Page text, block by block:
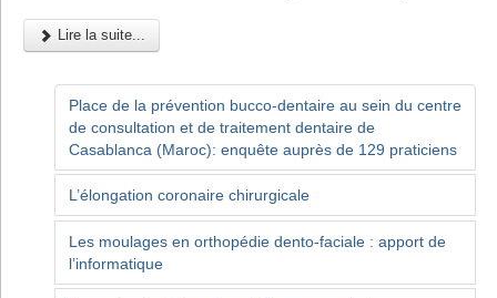
Lire la suite...
Place de la prévention bucco-dentaire au sein du centre
de consultation et de traitement dentaire de
Casablanca (Maroc): enquête auprès de 129 praticiens
L’élongation coronaire chirurgicale
Les moulages en orthopédie dento-faciale : apport de
l’informatique